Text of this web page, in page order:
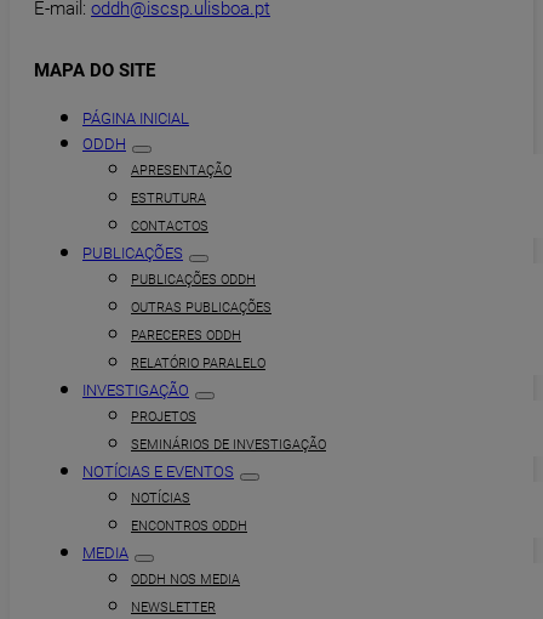
E-mail: oddh@iscsp.ulisboa.pt
MAPA DO SITE
PÁGINA INICIAL
ODDH
APRESENTAÇÃO
ESTRUTURA
CONTACTOS
PUBLICAÇÕES
PUBLICAÇÕES ODDH
OUTRAS PUBLICAÇÕES
PARECERES ODDH
RELATÓRIO PARALELO
INVESTIGAÇÃO
PROJETOS
SEMINÁRIOS DE INVESTIGAÇÃO
NOTÍCIAS E EVENTOS
NOTÍCIAS
ENCONTROS ODDH
MEDIA
ODDH NOS MEDIA
NEWSLETTER